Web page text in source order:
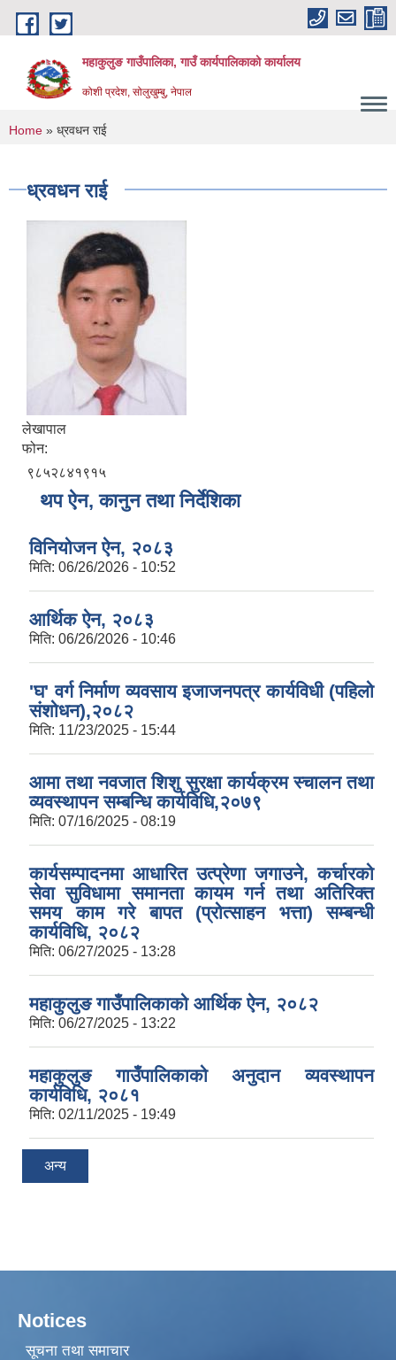
Skip to main content
महाकुलुङ गाउँपालिका, गाउँ कार्यपालिकाको कार्यालय
कोशी प्रदेश, सोलुखुम्बु, नेपाल
You are here
Home » ध्रवधन राई
ध्रवधन राई
लेखापाल
फोन:
९८५२८४१९१५
थप ऐन, कानुन तथा निर्देशिका
विनियोजन ऐन, २०८३
मिति: 06/26/2026 - 10:52
आर्थिक ऐन, २०८३
मिति: 06/26/2026 - 10:46
'घ' वर्ग निर्माण व्यवसाय इजाजनपत्र कार्यविधी (पहिलो
संशोधन),२०८२
मिति: 11/23/2025 - 15:44
आमा तथा नवजात शिशु सुरक्षा कार्यक्रम स्चालन तथा
व्यवस्थापन सम्बन्धि कार्यविधि,२०७९
मिति: 07/16/2025 - 08:19
कार्यसम्पादनमा आधारित उत्प्रेणा जगाउने, कर्चारको
सेवा सुविधामा समानता कायम गर्न तथा अतिरिक्त
समय काम गरे बापत (प्रोत्साहन भत्ता) सम्बन्धी
कार्यविधि, २०८२
मिति: 06/27/2025 - 13:28
महाकुलुङ गाउँपालिकाको आर्थिक ऐन, २०८२
मिति: 06/27/2025 - 13:22
महाकुलुङ गाउँपालिकाको अनुदान व्यवस्थापन
कार्यविधि, २०८१
मिति: 02/11/2025 - 19:49
अन्य
Notices
सूचना तथा समाचार